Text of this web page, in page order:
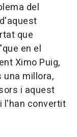
del
que
en el
Ximo Puig,
millora,
i aquest
l'han convertit